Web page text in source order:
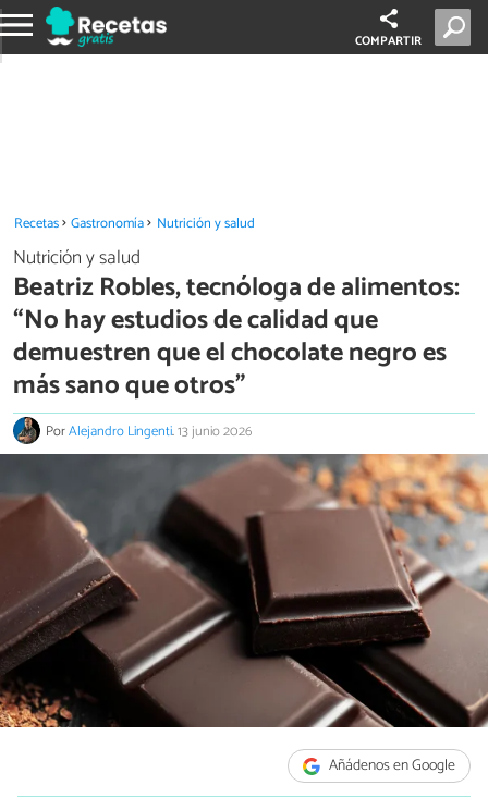
COMPARTIR
Recetas Gastronomía Nutrición y salud
Nutrición y salud
Beatriz Robles, tecnóloga de alimentos:
“No hay estudios de calidad que
demuestren que el chocolate negro es
más sano que otros”
PorAlejandro Lingenti.13 junio 2026
Añádenos en Google